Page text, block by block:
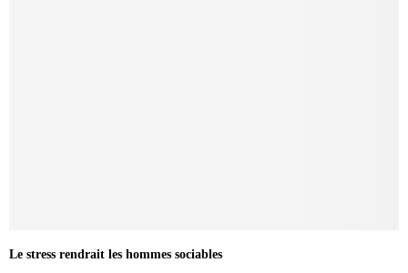
Le stress rendrait les hommes sociables